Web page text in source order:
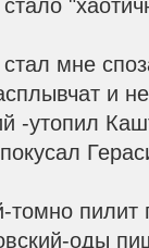
мне
и
-утопил
томно пилит
оды